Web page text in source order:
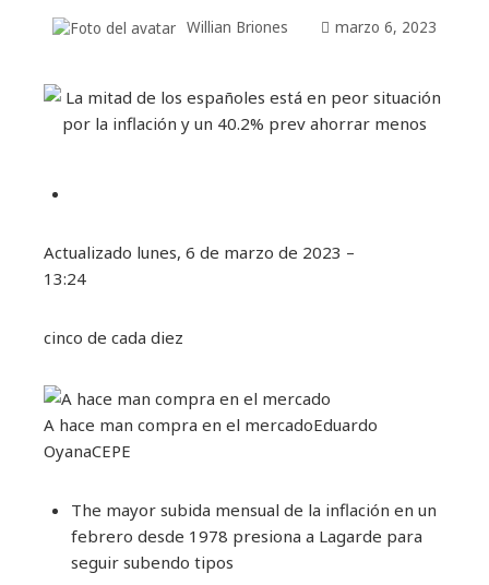
Willian Briones marzo 6, 2023
Actualizado lunes, 6 de marzo de 2023 –
13:24
cinco de cada diez
A hace man compra en el mercadoEduardo
OyanaCEPE
The mayor subida mensual de la inflación en un
febrero desde 1978 presiona a Lagarde para
seguir subendo tipos